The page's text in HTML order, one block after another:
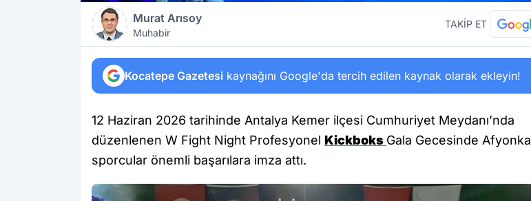
Murat Arısoy
Muhabir
TAKİP ET
Kocatepe Gazetesi kaynağını Google'da tercih edilen kaynak olarak ekleyin!
12 Haziran 2026 tarihinde Antalya Kemer ilçesi Cumhuriyet Meydanı’nda
düzenlenen W Fight Night Profesyonel Kickboks Gala Gecesinde
sporcular önemli başarılara imza attı.